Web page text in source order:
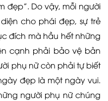
đẹp”. Do vậy, mỗi người
cho phái đẹp, sự trẻ
đích mà hầu hết những
cạnh phải bảo vệ bản
phụ nữ còn phải tự biết
đẹp là một ngày vui.
người phụ nữ chúng